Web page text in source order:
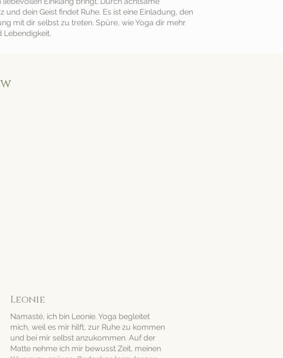
dein Geist findet Ruhe. Es ist eine Einladung, den
mit dir selbst zu treten. Spüre, wie Yoga dir mehr
Lebendigkeit.
Leonie
Namasté, ich bin Leonie. Yoga begleitet
mich, weil es mir hilft, zur Ruhe zu kommen
und bei mir selbst anzukommen. Auf der
Matte nehme ich mir bewusst Zeit, meinen